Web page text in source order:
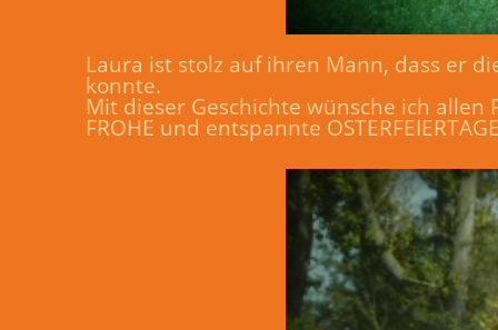
Laura ist stolz auf ihren Mann, dass er
konnte.
Mit dieser Geschichte wünsche ich
FROHE und entspannte